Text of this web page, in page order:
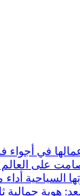
في أجواء
على العالم
السياحية
جمالية